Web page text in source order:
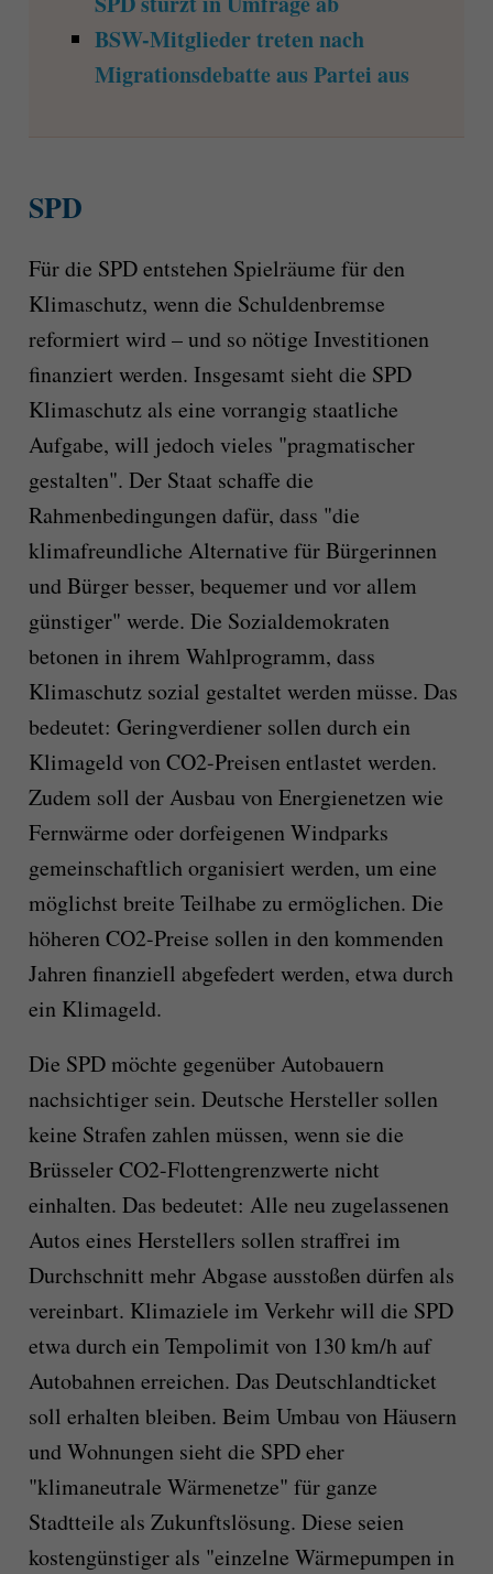
BSW-Mitglieder treten nach
Migrationsdebatte aus Partei aus
SPD
Für die SPD entstehen Spielräume für den
Klimaschutz, wenn die Schuldenbremse
reformiert wird – und so nötige Investitionen
finanziert werden. Insgesamt sieht die SPD
Klimaschutz als eine vorrangig staatliche
Aufgabe, will jedoch vieles "pragmatischer
gestalten". Der Staat schaffe die
Rahmenbedingungen dafür, dass "die
klimafreundliche Alternative für Bürgerinnen
und Bürger besser, bequemer und vor allem
günstiger" werde. Die Sozialdemokraten
betonen in ihrem Wahlprogramm, dass
Klimaschutz sozial gestaltet werden müsse. Das
bedeutet: Geringverdiener sollen durch ein
Klimageld von CO2-Preisen entlastet werden.
Zudem soll der Ausbau von Energienetzen wie
Fernwärme oder dorfeigenen Windparks
gemeinschaftlich organisiert werden, um eine
möglichst breite Teilhabe zu ermöglichen. Die
höheren CO2-Preise sollen in den kommenden
Jahren finanziell abgefedert werden, etwa durch
ein Klimageld.
Die SPD möchte gegenüber Autobauern
nachsichtiger sein. Deutsche Hersteller sollen
keine Strafen zahlen müssen, wenn sie die
Brüsseler CO2-Flottengrenzwerte nicht
einhalten. Das bedeutet: Alle neu zugelassenen
Autos eines Herstellers sollen straffrei im
Durchschnitt mehr Abgase ausstoßen dürfen als
vereinbart. Klimaziele im Verkehr will die SPD
etwa durch ein Tempolimit von 130 km/h auf
Autobahnen erreichen. Das Deutschlandticket
soll erhalten bleiben. Beim Umbau von Häusern
und Wohnungen sieht die SPD eher
"klimaneutrale Wärmenetze" für ganze
Stadtteile als Zukunftslösung. Diese seien
kostengünstiger als "einzelne Wärmepumpen in